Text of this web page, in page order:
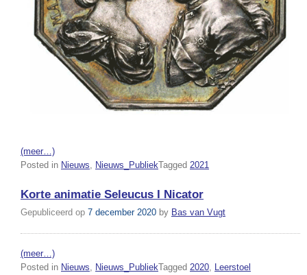
(meer…)
Posted in Nieuws Nieuws_PubliekTagged 2021
Korte animatie Seleucus I Nicator
Gepubliceerd op 7 december 2020 by Bas van Vugt
(meer…)
Posted in Nieuws, Nieuws_PubliekTagged 2020, Leerstoel